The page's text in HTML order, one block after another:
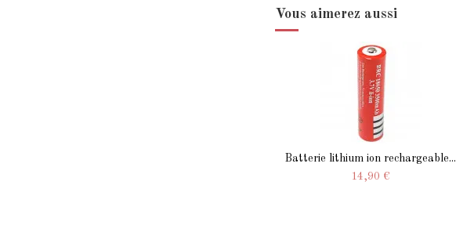
Vous aimerez aussi
Batterie lithium ion rechargeable...
14,90 €